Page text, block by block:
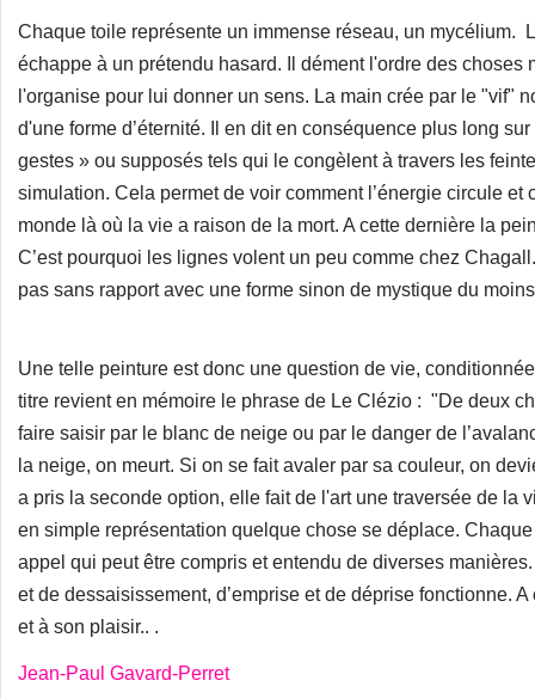
Chaque toile représente un immense réseau, un mycélium.
échappe à un prétendu hasard. Il dément l'ordre des choses
l'organise pour lui donner un sens. La main crée par le "vif"
d'une forme d’éternité. Il en dit en conséquence plus long
gestes » ou supposés tels qui le congèlent à travers les
simulation. Cela permet de voir comment l’énergie circule et
monde là où la vie a raison de la mort. A cette dernière la
C’est pourquoi les lignes volent un peu comme chez
pas sans rapport avec une forme sinon de mystique du
Une telle peinture est donc une question de vie,
titre revient en mémoire le phrase de Le Clézio : "De deux
faire saisir par le blanc de neige ou par le danger de
la neige, on meurt. Si on se fait avaler par sa couleur, on
a pris la seconde option, elle fait de l'art une traversée de la
en simple représentation quelque chose se déplace.
appel qui peut être compris et entendu de diverses
et de dessaisissement, d’emprise et de déprise fonctionne.
et à son plaisir.. .
Jean-Paul Gavard-Perret